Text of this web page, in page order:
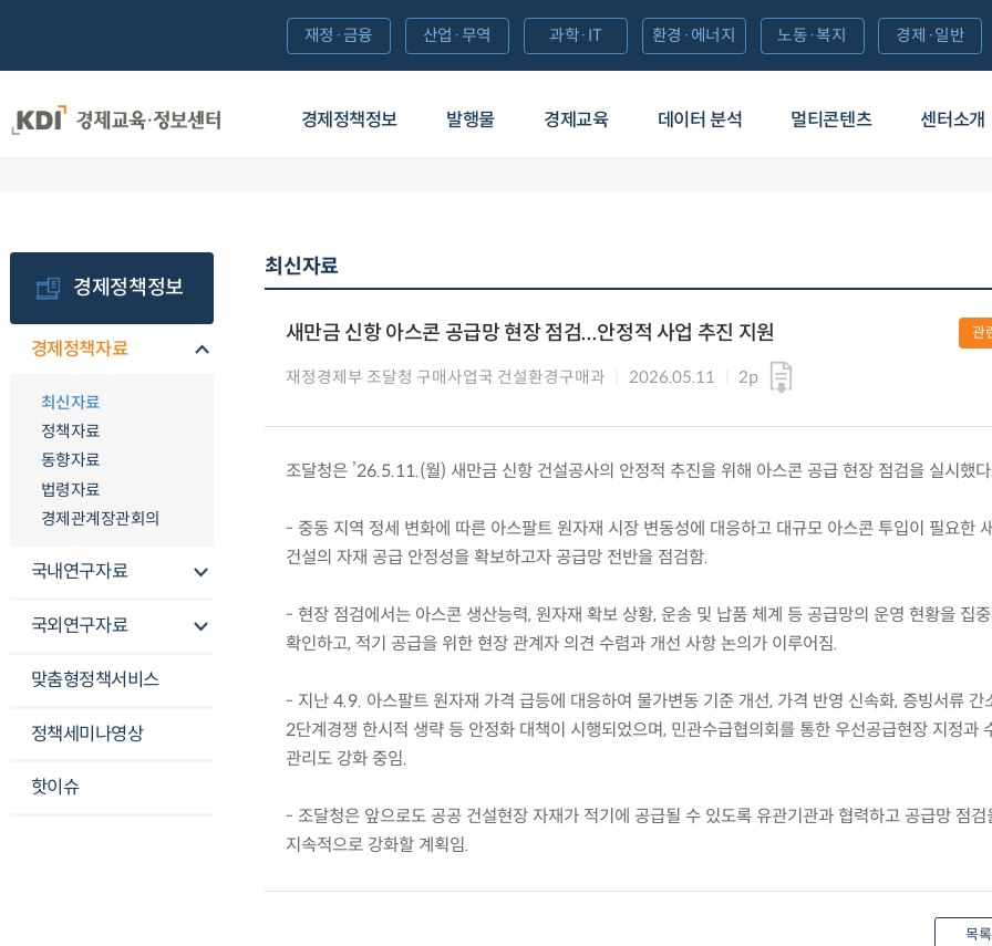
경제정책정보 발행물 경제교육 데이터 분석 멀티콘텐츠 센터소개
재정·금융 산업·무역 과학·IT 환경·에너지 노동·복지 경제·일반
경제정책정보
경제정책자료
최신자료
정책자료
동향자료
법령자료
경제관계장관회의
국내연구자료
국외연구자료
맞춤형정책서비스
정책세미나영상
핫이슈
최신자료
새만금 신항 아스콘 공급망 현장 점검...안정적 사업 추진 지원
재정경제부 조달청 구매사업국 건설환경구매과 2026.05.11 2p
관
조달청은 ’26.5.11.(월) 새만금 신항 건설공사의 안정적 추진을 위해 아스콘 공급 현장 점검을 실시했다.
- 중동 지역 정세 변화에 따른 아스팔트 원자재 시장 변동성에 대응하고 대규모 아스콘 투입이 필요한
건설의 자재 공급 안정성을 확보하고자 공급망 전반을 점검함.
- 현장 점검에서는 아스콘 생산능력, 원자재 확보 상황, 운송 및 납품 체계 등 공급망의 운영 현황을 집
확인하고, 적기 공급을 위한 현장 관계자 의견 수렴과 개선 사항 논의가 이루어짐.
- 지난 4.9. 아스팔트 원자재 가격 급등에 대응하여 물가변동 기준 개선, 가격 반영 신속화, 증빙서류 간
2단계경쟁 한시적 생략 등 안정화 대책이 시행되었으며, 민관수급협의회를 통한 우선공급현장 지정과
관리도 강화 중임.
- 조달청은 앞으로도 공공 건설현장 자재가 적기에 공급될 수 있도록 유관기관과 협력하고 공급망 점검
지속적으로 강화할 계획임.
목록